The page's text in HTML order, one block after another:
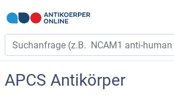
APCS Antikörper